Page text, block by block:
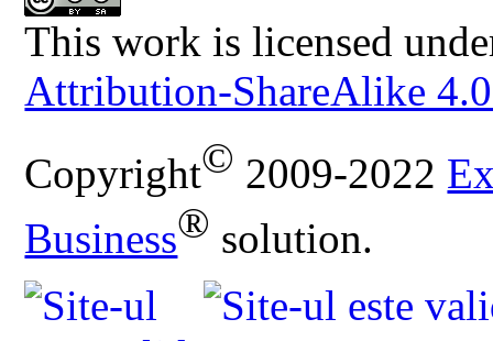
This work is licensed
Attribution-ShareAlike
Copyright© 2009-2022
Business® solution.